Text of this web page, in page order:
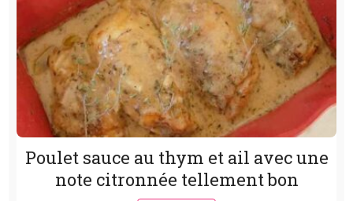
Poulet sauce au thym et ail avec une
note citronnée tellement bon